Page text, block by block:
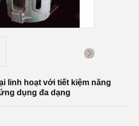
linh hoạt với tiết kiệm năng
dụng đa dạng